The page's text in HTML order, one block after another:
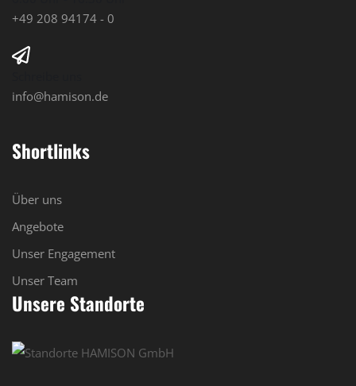
+49 208 94174 - 0
info@hamison.de
Shortlinks
Über uns
Angebote
Unser Engagement
Unser Team
Unsere Standorte